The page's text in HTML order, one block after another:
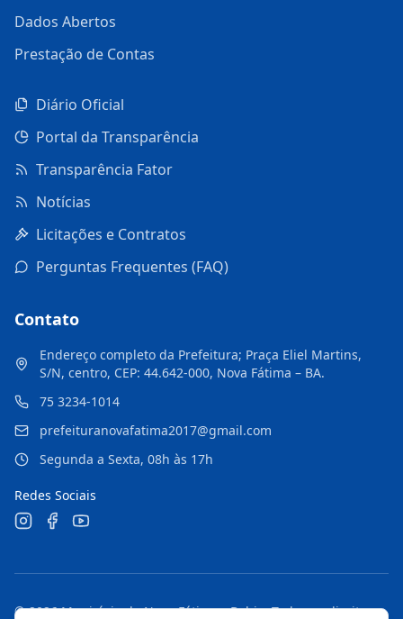
Dados Abertos
Prestação de Contas
Diário Oficial
Portal da Transparência
Transparência Fator
Notícias
Licitações e Contratos
Perguntas Frequentes (FAQ)
Contato
Endereço completo da Prefeitura; Praça Eliel Martins,
S/N, centro, CEP: 44.642-000, Nova Fátima – BA.
75 3234-1014
prefeituranovafatima2017@gmail.com
Segunda a Sexta, 08h às 17h
Redes Sociais
©2026 Município de Nova Fátima - Bahia. Todos os direitos